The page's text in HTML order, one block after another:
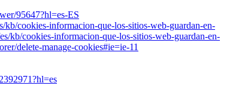
95647?hl=es-ES
kb/cookies-informacion-que-los-sitios-web-guardan-en-
kb/cookies-informacion-que-los-sitios-web-guardan-en-
delete-manage-cookies#ie=ie-11